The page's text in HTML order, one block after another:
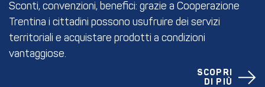
Sconti, convenzioni, benefici: grazie a Cooperazione
Trentina i cittadini possono usufruire dei servizi
territoriali e acquistare prodotti a condizioni
vantaggiose.
SCOPRI
DI PIÙ